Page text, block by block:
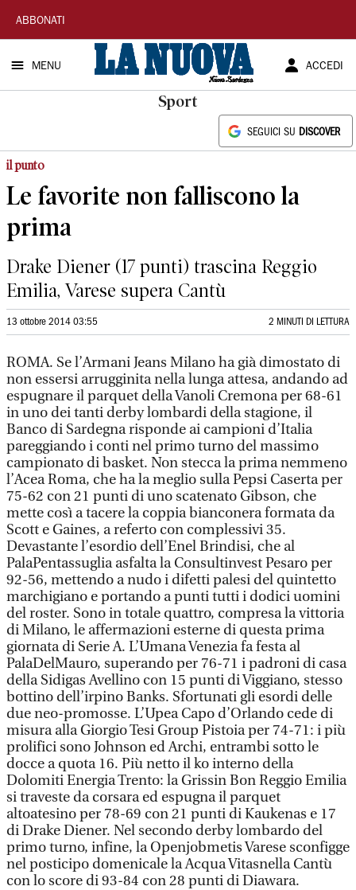
La
Nuova
Sardegna
ABBONATI
MENU ACCEDI
Sport
SEGUICI SU DISCOVER
il punto
Le favorite non falliscono la
prima
Drake Diener (17 punti) trascina Reggio
Emilia, Varese supera Cantù
13 ottobre 2014 03:55 2 MINUTI DI LETTURA
ROMA. Se l’Armani Jeans Milano ha già dimostato di
non essersi arrugginita nella lunga attesa, andando ad
espugnare il parquet della Vanoli Cremona per 68-61
in uno dei tanti derby lombardi della stagione, il
Banco di Sardegna risponde ai campioni d’Italia
pareggiando i conti nel primo turno del massimo
campionato di basket. Non stecca la prima nemmeno
l’Acea Roma, che ha la meglio sulla Pepsi Caserta per
75-62 con 21 punti di uno scatenato Gibson, che
mette così a tacere la coppia bianconera formata da
Scott e Gaines, a referto con complessivi 35.
Devastante l’esordio dell’Enel Brindisi, che al
PalaPentassuglia asfalta la Consultinvest Pesaro per
92-56, mettendo a nudo i difetti palesi del quintetto
marchigiano e portando a punti tutti i dodici uomini
del roster. Sono in totale quattro, compresa la vittoria
di Milano, le affermazioni esterne di questa prima
giornata di Serie A. L’Umana Venezia fa festa al
PalaDelMauro, superando per 76-71 i padroni di casa
della Sidigas Avellino con 15 punti di Viggiano, stesso
bottino dell’irpino Banks. Sfortunati gli esordi delle
due neo-promosse. L’Upea Capo d’Orlando cede di
misura alla Giorgio Tesi Group Pistoia per 74-71: i più
prolifici sono Johnson ed Archi, entrambi sotto le
docce a quota 16. Più netto il ko interno della
Dolomiti Energia Trento: la Grissin Bon Reggio Emilia
si traveste da corsara ed espugna il parquet
altoatesino per 78-69 con 21 punti di Kaukenas e 17
di Drake Diener. Nel secondo derby lombardo del
primo turno, infine, la Openjobmetis Varese sconfigge
nel posticipo domenicale la Acqua Vitasnella Cantù
con lo score di 93-84 con 28 punti di Diawara.